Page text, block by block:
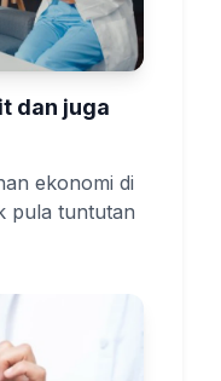
dan juga
ekonomi di
pula tuntutan